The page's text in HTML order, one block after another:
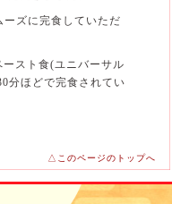
ズに完食していただ
スト食(ユニバーサル
分ほどで完食されてい
だけるように設定さ
栄養量の確保が難しい
てています。
△このページのトップへ